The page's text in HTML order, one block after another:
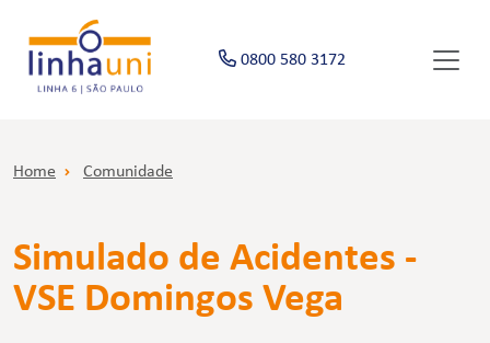
0800 580 3172
Home Comunidade
Simulado de Acidentes -
VSE Domingos Vega